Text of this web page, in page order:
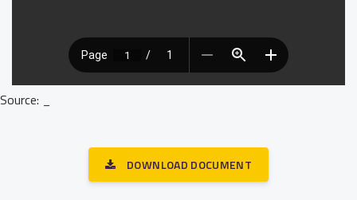
Source: _
DOWNLOAD DOCUMENT